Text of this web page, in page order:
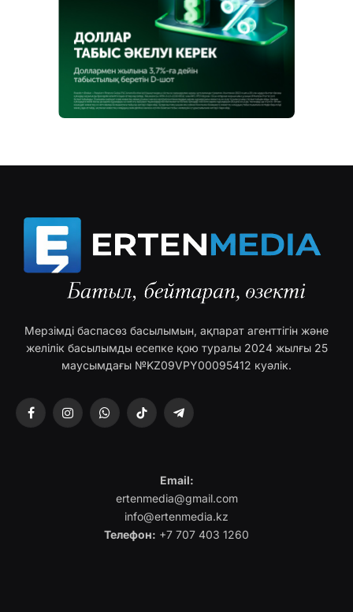
Мерзімді баспасөз басылымын, ақпарат агенттігін және
желілік басылымды есепке қою туралы 2024 жылғы 25
маусымдағы №KZ09VPY00095412 куәлік.
FacebookInstagramWhatsAppTikTok Telegram
Email:
ertenmedia@gmail.com
info@ertenmedia.kz
Телефон: +7 707 403 1260